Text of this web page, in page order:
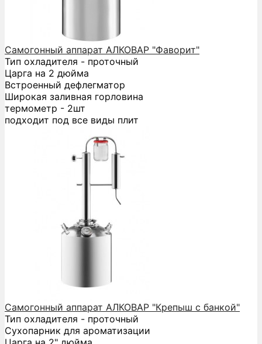
Самогонный аппарат АЛКОВАР "Фаворит"
Тип охладителя - проточный
Царга на 2 дюйма
Встроенный дефлегматор
Широкая заливная горловина
термометр - 2шт
подходит под все виды плит
Самогонный аппарат АЛКОВАР "Крепыш с банкой"
Тип охладителя - проточный
Сухопарник для ароматизации